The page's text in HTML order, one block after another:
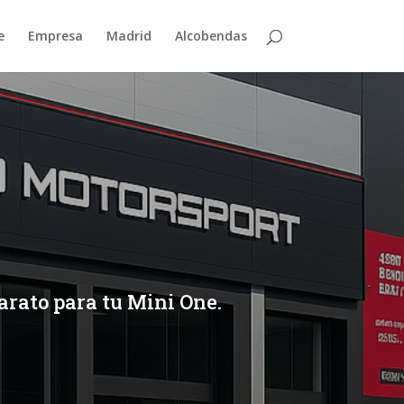
Empresa Madrid Alcobendas
para tu Mini One.